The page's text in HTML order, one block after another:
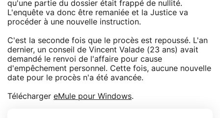
qu'une partie du dossier était frappé de nullité.
L'enquête va donc être remaniée et la Justice va
procéder à une nouvelle instruction.
C'est la seconde fois que le procès est repoussé. L'an
dernier, un conseil de Vincent Valade (23 ans) avait
demandé le renvoi de l'affaire pour cause
d'empêchement personnel. Cette fois, aucune nouvelle
date pour le procès n'a été avancée.
Télécharger eMule pour Windows.